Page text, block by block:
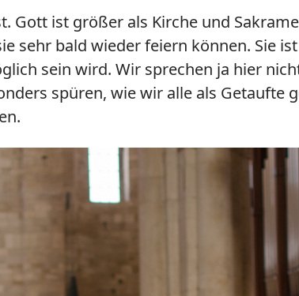
Gott ist größer als Kirche und
sehr bald wieder feiern können. Sie
sein wird. Wir sprechen ja hier
spüren, wie wir alle als Getaufte